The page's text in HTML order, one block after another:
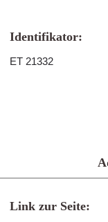
Identifikator:
ET 21332
Link zur Seite: